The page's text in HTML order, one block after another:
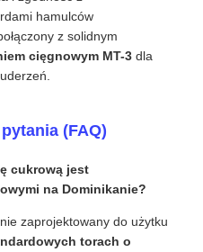
hamulców
z solidnym
cięgnowym MT-3 dla
(FAQ)
cukrową jest
na Dominikanie?
zaprojektowany do użytku
torach o